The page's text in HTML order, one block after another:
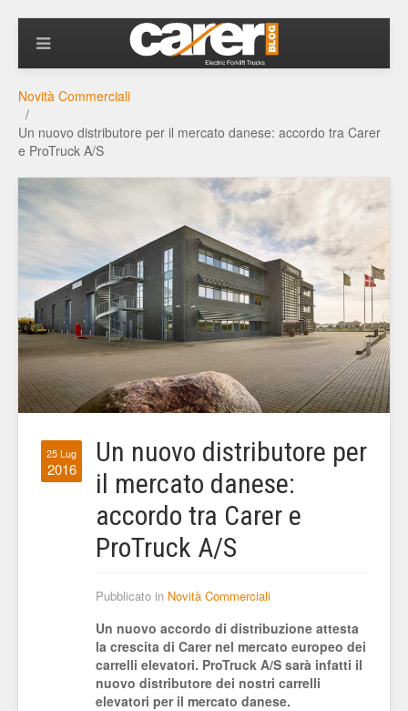
Novità Commerciali
Un nuovo distributore per il mercato danese: accordo tra Carer
e ProTruck A/S
25 Lug
2016
Un nuovo distributore per
il mercato danese:
accordo tra Carer e
ProTruck A/S
Pubblicato in Novità Commerciali
Un nuovo accordo di distribuzione attesta
la crescita di Carer nel mercato europeo dei
carrelli elevatori. ProTruck A/S sarà infatti il
nuovo distributore dei nostri carrelli
elevatori per il mercato danese.